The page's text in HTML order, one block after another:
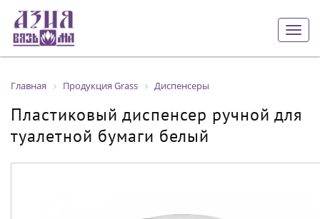
Главная Продукция Grass Диспенсеры
Пластиковый диспенсер ручной для
туалетной бумаги белый